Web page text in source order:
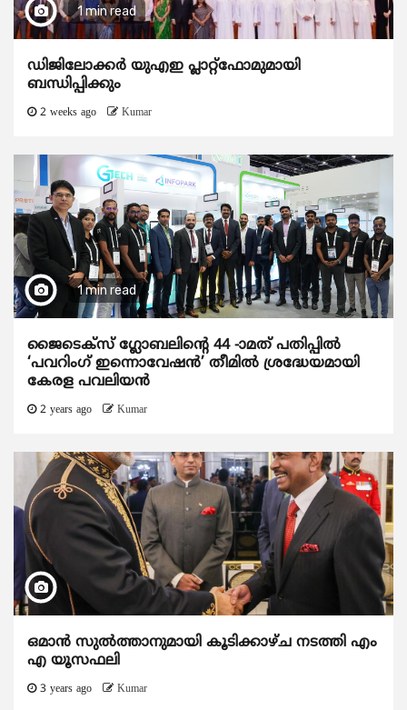
1 min read
ഡിജിലോക്കര്‍ യുഎഇ പ്ലാറ്റ്ഫോമുമായി
ബന്ധിപ്പിക്കും
2 weeks ago Kumar
1 min read
ജൈടെക്സ് ഗ്ലോബലിന്‍റെ 44 -ാമത് പതിപ്പില്‍
‘പവറിംഗ് ഇന്നൊവേഷന്‍’ തീമിൽ ശ്രദ്ധേയമായി
കേരള പവലിയന്‍
2 years ago Kumar
ഒമാൻ സുൽത്താനുമായി കൂടിക്കാഴ്ച നടത്തി എം
എ യൂസഫലി
3 years ago Kumar